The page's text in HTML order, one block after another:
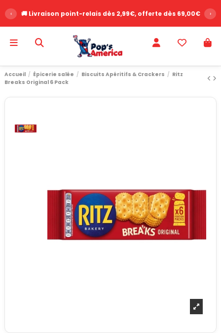
‹ ⭐ Plus de 2500 avis clients - Note 9.6/10 ›
Accueil Épicerie salée Biscuits Apéritifs & Crackers
Ritz
Breaks Original 6 Pack